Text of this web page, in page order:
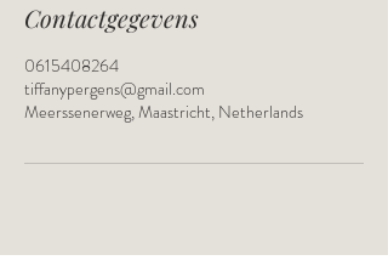
Contactgegevens
0615408264
tiffanypergens@gmail.com
Meerssenerweg, Maastricht, Netherlands